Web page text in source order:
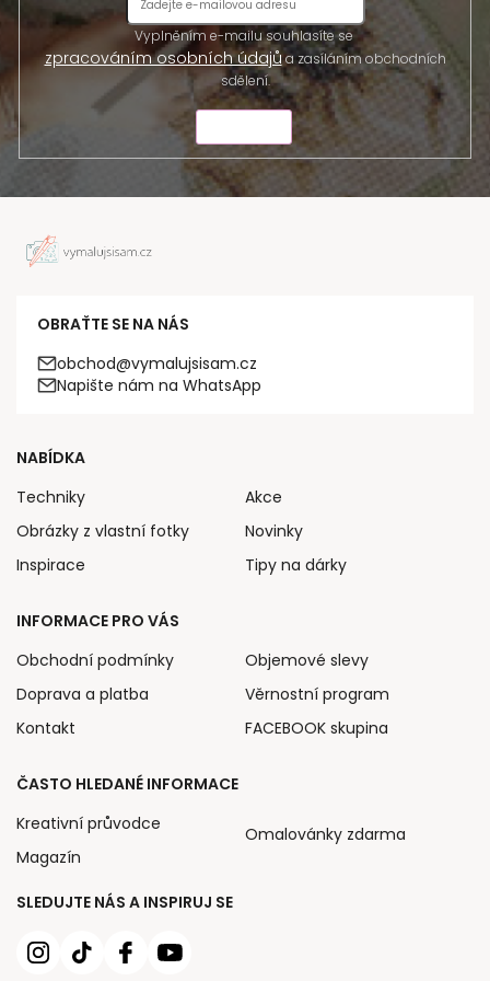
Vyplněním e-mailu souhlasíte se
zpracováním osobních údajůa zasíláním obchodních
sdělení.
OBRAŤTE SE NA NÁS
obchod@vymalujsisam.cz
Napište nám na WhatsApp
SLEDUJTE NÁS A INSPIRUJ SE
NABÍDKA
Techniky
Obrázky z vlastní fotky
Inspirace
Akce
Novinky
Tipy na dárky
INFORMACE PRO VÁS
Obchodní podmínky
Doprava a platba
Kontakt
Objemové slevy
Věrnostní program
FACEBOOK skupina
ČASTO HLEDANÉ INFORMACE
Kreativní průvodce
Magazín
Omalovánky zdarma